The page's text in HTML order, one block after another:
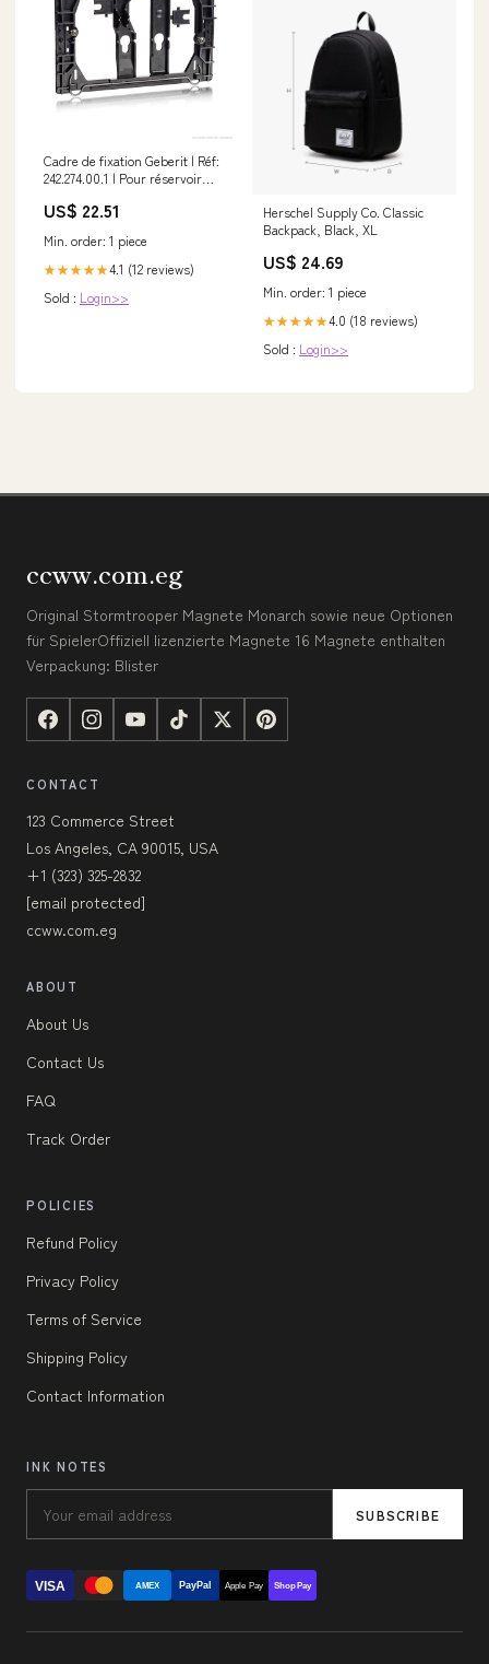
Cadre de fixation Geberit | Réf:
242.274.00.1 | Pour réservoir
précommande
US$ 22.51
Min. order: 1 piece
★★★★★4.1 (12 reviews)
Sold : Login>>
Herschel Supply Co. Classic
Backpack, Black, XL
US$ 24.69
Min. order: 1 piece
★★★★★4.0 (18 reviews)
Sold : Login>>
ccww.com.eg
Original Stormtrooper Magnete Monarch sowie neue Optionen
für SpielerOffiziell lizenzierte Magnete 16 Magnete enthalten
Verpackung: Blister
CONTACT
123 Commerce Street
Los Angeles, CA 90015, USA
+1 (323) 325-2832
[email protected]
ccww.com.eg
ABOUT
About Us
Contact Us
FAQ
Track Order
POLICIES
Refund Policy
Privacy Policy
Terms of Service
Shipping Policy
Contact Information
INK NOTES
SUBSCRIBE
VISA AMEX PayPal Apple Pay Shop Pay